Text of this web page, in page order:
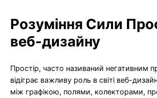
Розуміння Сили
веб-дизайну
Простір, часто називаний негативним
відіграє важливу роль в світі веб-
між графікою, полями, колекторами,